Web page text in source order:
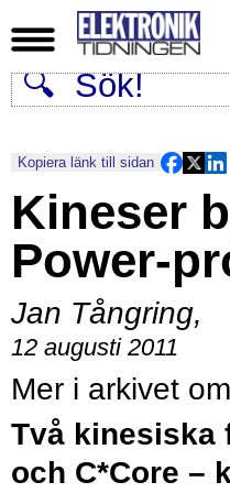
Kopiera länk till sidan
Kineser
Power-
Jan Tångring,
12 augusti 2011
Två kinesiska
och C*Core –